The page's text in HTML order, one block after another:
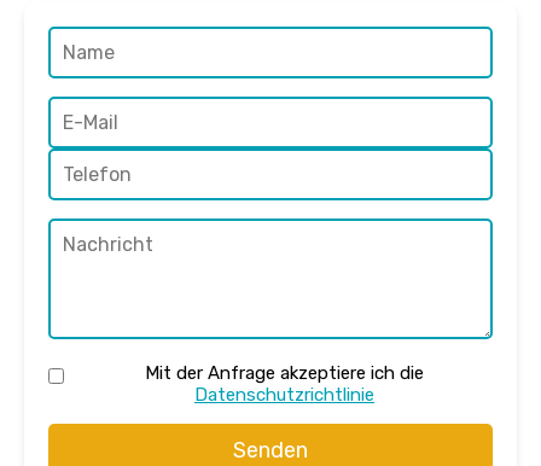
Mit der Anfrage akzeptiere ich die
Datenschutzrichtlinie
Senden